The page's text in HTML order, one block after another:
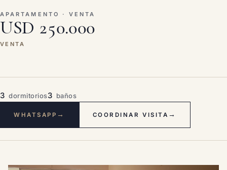
APARTAMENTO · VENTA
USD 250.000
VENTA
3 dormitorios3 baños
WHATSAPP → COORDINAR VISITA →